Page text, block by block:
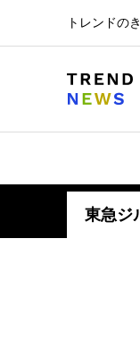
トレンドの
東急ジ